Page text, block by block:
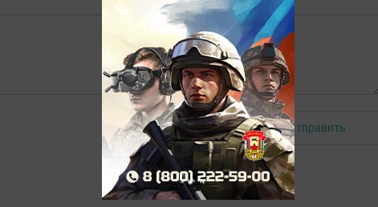
Авторизоваться Отправить